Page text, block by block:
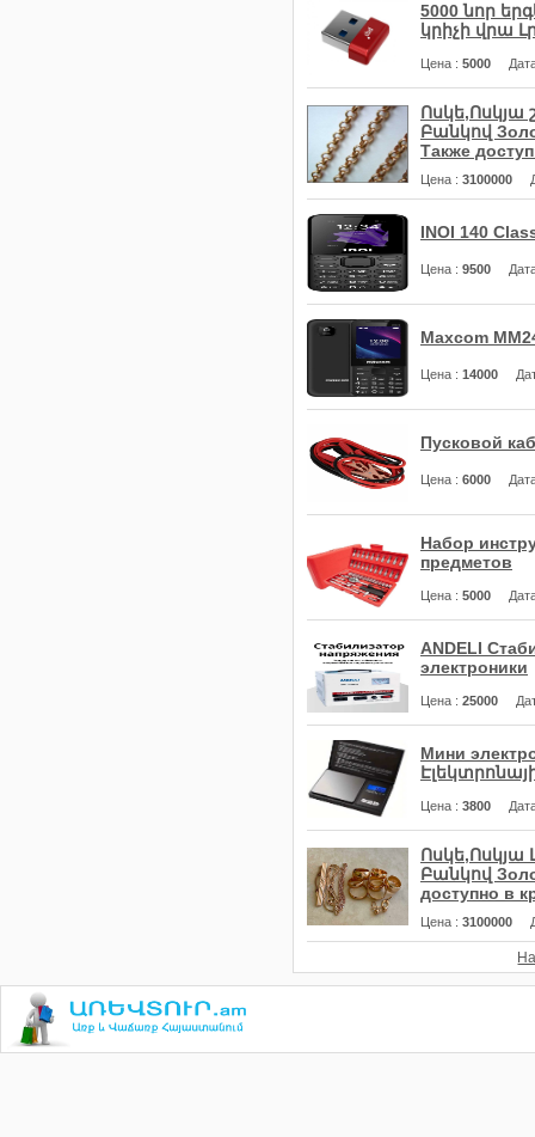
5000 նոր
կրիչի վրա
Цена : 5000
Բանկով
Также
Цена : 3100000
INOI 140
Цена : 9500
Maxcom
Цена : 14000
Пусковой
Цена : 6000
Набор
предметов
Цена : 5000
ANDELI
электроники
Цена : 25000
Мини
Цена : 3800
Բանկով
доступно в
Цена : 3100000